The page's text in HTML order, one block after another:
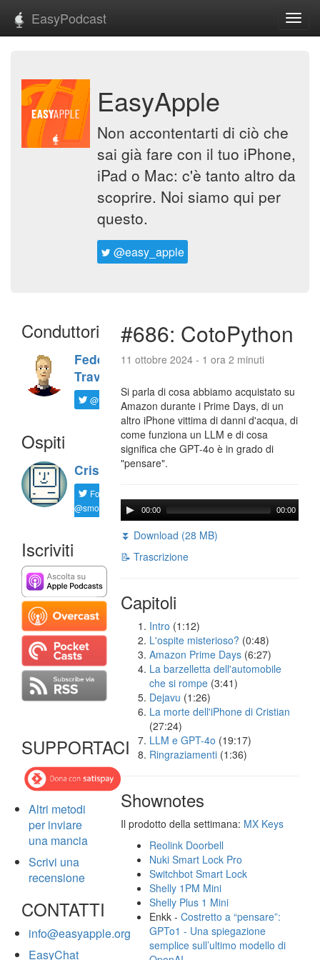
EasyPodcast
EasyApple
Non accontentarti di ciò che
sai già fare con il tuo iPhone,
iPad o Mac: c'è tanto altro da
scoprire. Noi siamo qui per
questo.
@easy_apple
Conduttori
Federico
Travaini
@ftrava
Ospiti
Cristian
Follow
@smorgagno
Iscriviti
SUPPORTACI
Altri metodi
per inviare
una mancia
Scrivi una
recensione
CONTATTI
info@easyapple.org
EasyChat
#686: CotoPython
11 ottobre 2024 - 1 ora 2 minuti
Si parla di cosa abbiamo acquistato su
Amazon durante i Prime Days, di un
altro iPhone vittima di danni d'acqua, di
come funziona un LLM e di cosa
significa che GPT-4o è in grado di
"pensare".
00:00 00:00
⏬ Download (28 MB)
📝 Trascrizione
Capitoli
Intro (1:12)
L'ospite misterioso? (0:48)
Amazon Prime Days (6:27)
La barzelletta dell'automobile
che si rompe (3:41)
Dejavu (1:26)
La morte dell'iPhone di Cristian
(27:24)
LLM e GPT-4o (19:17)
Ringraziamenti (1:36)
Shownotes
Il prodotto della settimana: MX Keys
Reolink Doorbell
Nuki Smart Lock Pro
Switchbot Smart Lock
Shelly 1PM Mini
Shelly Plus 1 Mini
Enkk -Costretto a “pensare”:
GPTo1 - Una spiegazione
semplice sull’ultimo modello di